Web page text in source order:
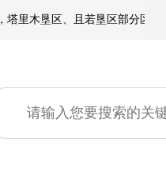
里木垦区、且若垦区部分区